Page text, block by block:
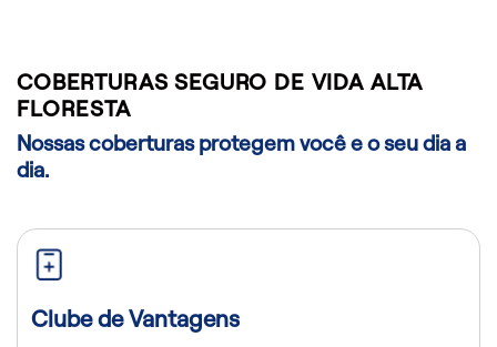
COBERTURAS SEGURO DE VIDA ALTA
FLORESTA
Nossas coberturas protegem você e o seu dia a
dia.
Clube de Vantagens